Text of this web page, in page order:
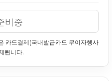
비중
카드결제(국내발급카드 무이자행사
됩니다.